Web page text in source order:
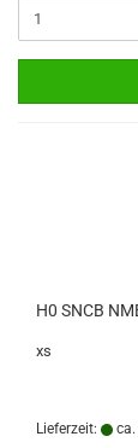
H0 SNCB
xs
Lieferzeit: ca.